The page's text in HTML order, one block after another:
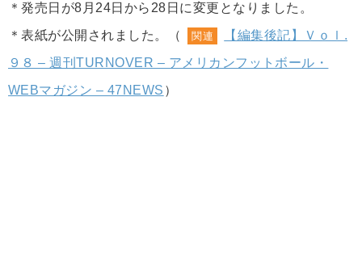
＊発売日が8月24日から28日に変更となりました。
＊表紙が公開されました。（
関連
【編集後記】Ｖｏｌ.
９８ – 週刊TURNOVER – アメリカンフットボール・
WEBマガジン – 47NEWS ）